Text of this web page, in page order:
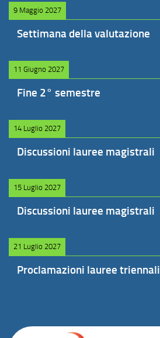
9 Maggio 2027
Settimana della valutazione
11 Giugno 2027
Fine 2° semestre
14 Luglio 2027
Discussioni lauree magistrali
15 Luglio 2027
Discussioni lauree magistrali
21 Luglio 2027
Proclamazioni lauree triennali